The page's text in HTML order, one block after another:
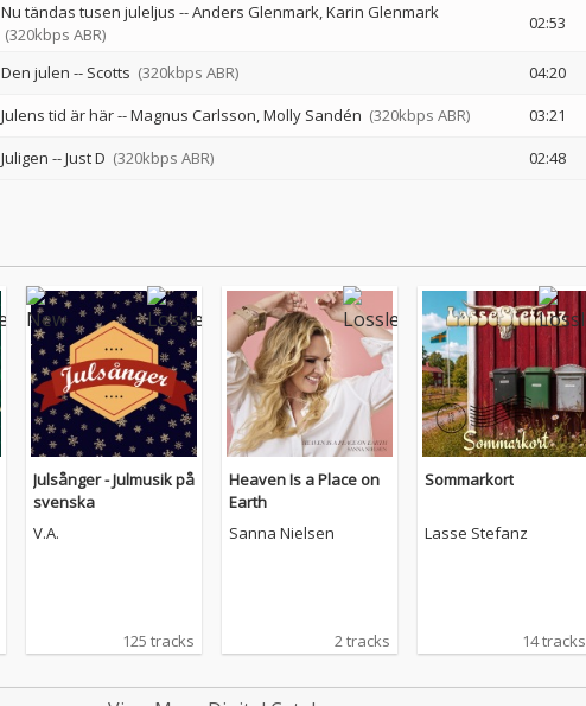
Nu tändas tusen juleljus --Anders Glenmark Karin Glenmark
(320kbps ABR)
02:53
Den julen -- Scotts (320kbps ABR) 04:20
Julens tid är här--Magnus Carlsson Molly Sandén (320kbps ABR) 03:21
Juligen --Just D (320kbps ABR) 02:48
Julsånger - Julmusik på
svenska
V.A.
125 tracks
Heaven Is a Place on
Earth
Sanna Nielsen
2 tracks
Sommarkort
Lasse Stefanz
14 tracks